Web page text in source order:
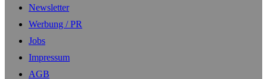
Newsletter
Werbung / PR
Jobs
Impressum
AGB